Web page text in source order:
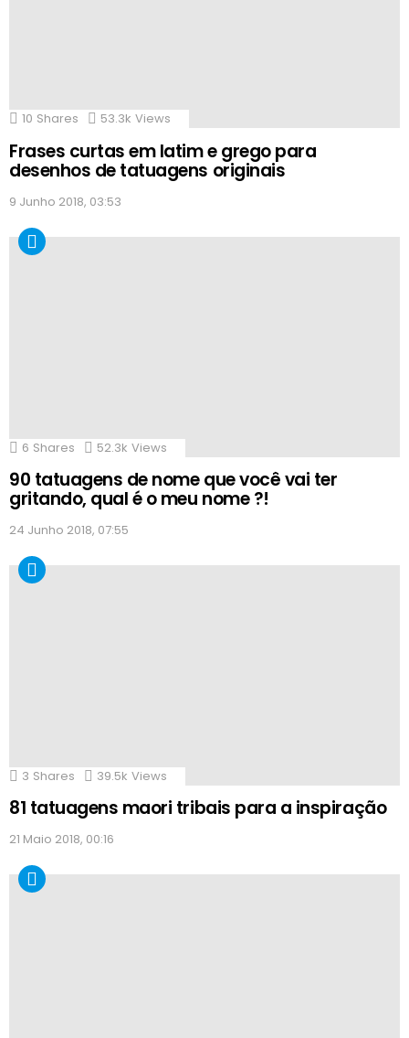
10 Shares 53.3k Views
Frases curtas em latim e grego para
desenhos de tatuagens originais
9 Junho 2018, 03:53
6 Shares 52.3k Views
90 tatuagens de nome que você vai ter
gritando, qual é o meu nome ?!
24 Junho 2018, 07:55
3 Shares 39.5k Views
81 tatuagens maori tribais para a inspiração
21 Maio 2018, 00:16